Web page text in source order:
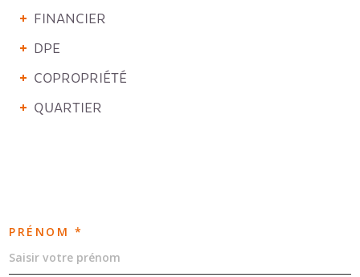
FINANCIER
DPE
COPROPRIÉTÉ
QUARTIER
PRÉNOM *